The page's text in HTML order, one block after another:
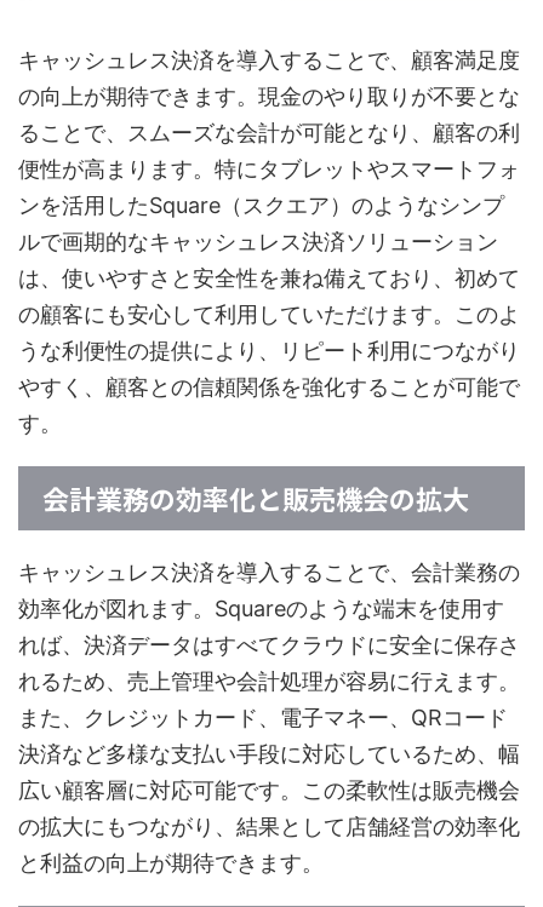
キャッシュレス決済を導入することで、顧客満足度
の向上が期待できます。現金のやり取りが不要とな
ることで、スムーズな会計が可能となり、顧客の利
便性が高まります。特にタブレットやスマートフォ
ンを活用したSquare（スクエア）のようなシンプ
ルで画期的なキャッシュレス決済ソリューション
は、使いやすさと安全性を兼ね備えており、初めて
の顧客にも安心して利用していただけます。このよ
うな利便性の提供により、リピート利用につながり
やすく、顧客との信頼関係を強化することが可能で
す。
会計業務の効率化と販売機会の拡大
キャッシュレス決済を導入することで、会計業務の
効率化が図れます。Squareのような端末を使用す
れば、決済データはすべてクラウドに安全に保存さ
れるため、売上管理や会計処理が容易に行えます。
また、クレジットカード、電子マネー、QRコード
決済など多様な支払い手段に対応しているため、幅
広い顧客層に対応可能です。この柔軟性は販売機会
の拡大にもつながり、結果として店舗経営の効率化
と利益の向上が期待できます。